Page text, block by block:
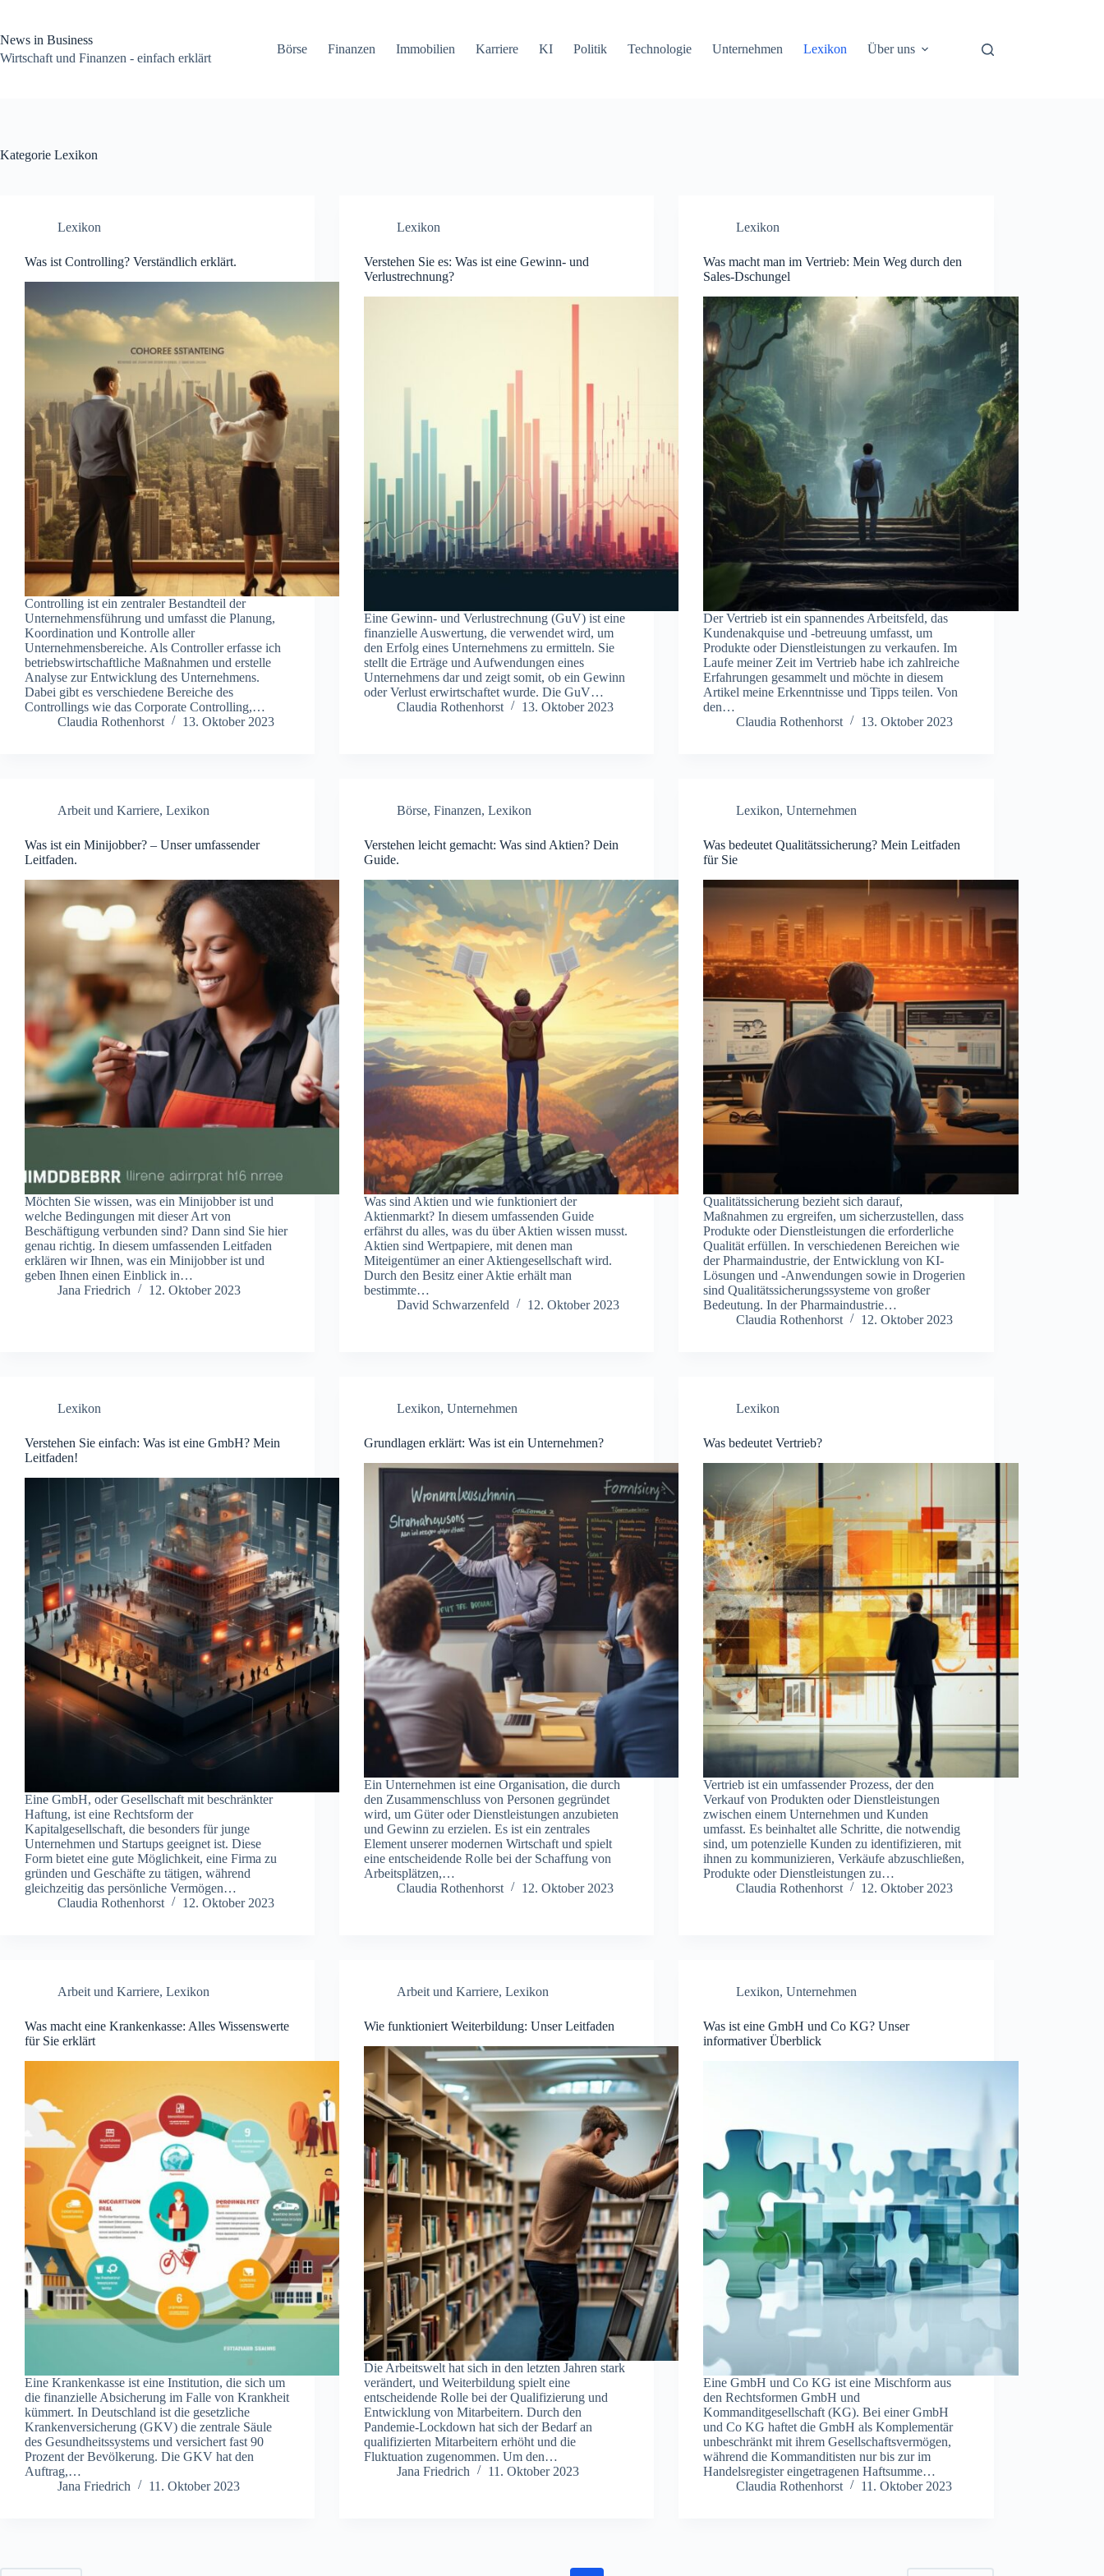
springen
News in Business
Wirtschaft und Finanzen - einfach erklärt
Börse Finanzen Immobilien Karriere KI Politik Technologie Unternehmen Lexikon Über uns
Kategorie Lexikon
Lexikon
Was ist Controlling? Verständlich erklärt.
Controlling ist ein zentraler Bestandteil der
Unternehmensführung und umfasst die Planung,
Koordination und Kontrolle aller
Unternehmensbereiche. Als Controller erfasse ich
betriebswirtschaftliche Maßnahmen und erstelle
Analyse zur Entwicklung des Unternehmens.
Dabei gibt es verschiedene Bereiche des
Controllings wie das Corporate Controlling,…
Claudia Rothenhorst
13. Oktober 2023
Lexikon
Verstehen Sie es: Was ist eine Gewinn- und
Verlustrechnung?
Eine Gewinn- und Verlustrechnung (GuV) ist eine
finanzielle Auswertung, die verwendet wird, um
den Erfolg eines Unternehmens zu ermitteln. Sie
stellt die Erträge und Aufwendungen eines
Unternehmens dar und zeigt somit, ob ein Gewinn
oder Verlust erwirtschaftet wurde. Die GuV…
Claudia Rothenhorst
13. Oktober 2023
Lexikon
Was macht man im Vertrieb: Mein Weg durch den
Sales-Dschungel
Der Vertrieb ist ein spannendes Arbeitsfeld, das
Kundenakquise und -betreuung umfasst, um
Produkte oder Dienstleistungen zu verkaufen. Im
Laufe meiner Zeit im Vertrieb habe ich zahlreiche
Erfahrungen gesammelt und möchte in diesem
Artikel meine Erkenntnisse und Tipps teilen. Von
den…
Claudia Rothenhorst
13. Oktober 2023
Arbeit und Karriere, Lexikon
Was ist ein Minijobber? – Unser umfassender
Leitfaden.
Möchten Sie wissen, was ein Minijobber ist und
welche Bedingungen mit dieser Art von
Beschäftigung verbunden sind? Dann sind Sie hier
genau richtig. In diesem umfassenden Leitfaden
erklären wir Ihnen, was ein Minijobber ist und
geben Ihnen einen Einblick in…
Jana Friedrich
12. Oktober 2023
Börse,Finanzen,Lexikon
Verstehen leicht gemacht: Was sind Aktien? Dein
Guide.
Was sind Aktien und wie funktioniert der
Aktienmarkt? In diesem umfassenden Guide
erfährst du alles, was du über Aktien wissen musst.
Aktien sind Wertpapiere, mit denen man
Miteigentümer an einer Aktiengesellschaft wird.
Durch den Besitz einer Aktie erhält man
bestimmte…
David Schwarzenfeld
12. Oktober 2023
Lexikon,Unternehmen
Was bedeutet Qualitätssicherung? Mein Leitfaden
für Sie
Qualitätssicherung bezieht sich darauf,
Maßnahmen zu ergreifen, um sicherzustellen, dass
Produkte oder Dienstleistungen die erforderliche
Qualität erfüllen. In verschiedenen Bereichen wie
der Pharmaindustrie, der Entwicklung von KI-
Lösungen und -Anwendungen sowie in Drogerien
sind Qualitätssicherungssysteme von großer
Bedeutung. In der Pharmaindustrie…
Claudia Rothenhorst
12. Oktober 2023
Lexikon
Verstehen Sie einfach: Was ist eine GmbH? Mein
Leitfaden!
Eine GmbH, oder Gesellschaft mit beschränkter
Haftung, ist eine Rechtsform der
Kapitalgesellschaft, die besonders für junge
Unternehmen und Startups geeignet ist. Diese
Form bietet eine gute Möglichkeit, eine Firma zu
gründen und Geschäfte zu tätigen, während
gleichzeitig das persönliche Vermögen…
Claudia Rothenhorst
12. Oktober 2023
Lexikon,Unternehmen
Grundlagen erklärt: Was ist ein Unternehmen?
Ein Unternehmen ist eine Organisation, die durch
den Zusammenschluss von Personen gegründet
wird, um Güter oder Dienstleistungen anzubieten
und Gewinn zu erzielen. Es ist ein zentrales
Element unserer modernen Wirtschaft und spielt
eine entscheidende Rolle bei der Schaffung von
Arbeitsplätzen,…
Claudia Rothenhorst
12. Oktober 2023
Lexikon
Was bedeutet Vertrieb?
Vertrieb ist ein umfassender Prozess, der den
Verkauf von Produkten oder Dienstleistungen
zwischen einem Unternehmen und Kunden
umfasst. Es beinhaltet alle Schritte, die notwendig
sind, um potenzielle Kunden zu identifizieren, mit
ihnen zu kommunizieren, Verkäufe abzuschließen,
Produkte oder Dienstleistungen zu…
Claudia Rothenhorst
12. Oktober 2023
Arbeit und Karriere, Lexikon
Was macht eine Krankenkasse: Alles Wissenswerte
für Sie erklärt
Eine Krankenkasse ist eine Institution, die sich um
die finanzielle Absicherung im Falle von Krankheit
kümmert. In Deutschland ist die gesetzliche
Krankenversicherung (GKV) die zentrale Säule
des Gesundheitssystems und versichert fast 90
Prozent der Bevölkerung. Die GKV hat den
Auftrag,…
Jana Friedrich
11. Oktober 2023
Arbeit und Karriere,Lexikon
Wie funktioniert Weiterbildung: Unser Leitfaden
Die Arbeitswelt hat sich in den letzten Jahren stark
verändert, und Weiterbildung spielt eine
entscheidende Rolle bei der Qualifizierung und
Entwicklung von Mitarbeitern. Durch den
Pandemie-Lockdown hat sich der Bedarf an
qualifizierten Mitarbeitern erhöht und die
Fluktuation zugenommen. Um den…
Jana Friedrich
11. Oktober 2023
Lexikon,Unternehmen
Was ist eine GmbH und Co KG? Unser
informativer Überblick
Eine GmbH und Co KG ist eine Mischform aus
den Rechtsformen GmbH und
Kommanditgesellschaft (KG). Bei einer GmbH
und Co KG haftet die GmbH als Komplementär
unbeschränkt mit ihrem Gesellschaftsvermögen,
während die Kommanditisten nur bis zur im
Handelsregister eingetragenen Haftsumme…
Claudia Rothenhorst
11. Oktober 2023